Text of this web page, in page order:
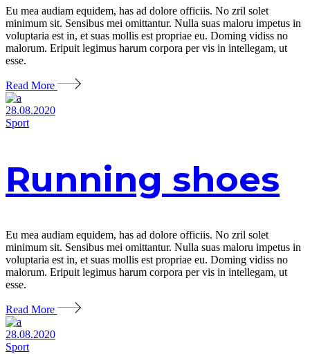
Eu mea audiam equidem, has ad dolore officiis. No zril solet
minimum sit. Sensibus mei omittantur. Nulla suas maloru impetus in
voluptaria est in, et suas mollis est propriae eu. Doming vidiss no
malorum. Eripuit legimus harum corpora per vis in intellegam, ut
esse.
Read More
28.08.2020
Sport
Running shoes
Eu mea audiam equidem, has ad dolore officiis. No zril solet
minimum sit. Sensibus mei omittantur. Nulla suas maloru impetus in
voluptaria est in, et suas mollis est propriae eu. Doming vidiss no
malorum. Eripuit legimus harum corpora per vis in intellegam, ut
esse.
Read More
28.08.2020
Sport